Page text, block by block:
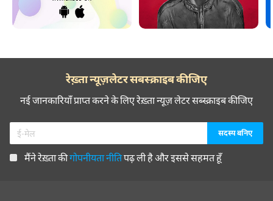
रेख़्ता न्यूज़लेटर सबस्क्राइब कीजिए
नई जानकारियाँ प्राप्त करने के लिए रेख़्ता न्यूज़ लेटर सब्स्क्राइब कीजिए
मैंने रेख़्ता कीगोपनीयता नीतिपढ़ ली है और इससे सहमत हूँ